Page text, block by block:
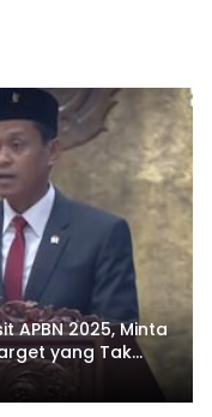
APBN 2025, Minta
yang Tak